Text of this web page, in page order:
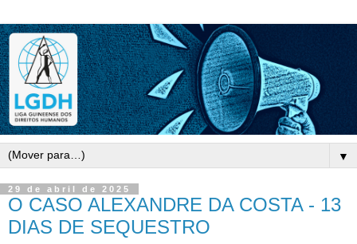
▼
29 de abril de 2025
O CASO ALEXANDRE DA COSTA - 13
DIAS DE SEQUESTRO